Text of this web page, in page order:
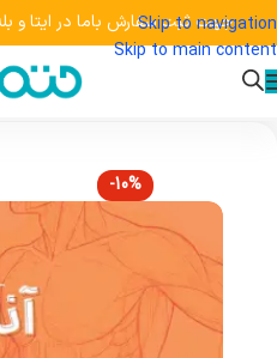
Skip to navigation
Skip to main content
جهت ثبت سفارش باما در ایتا و بله در
-10%